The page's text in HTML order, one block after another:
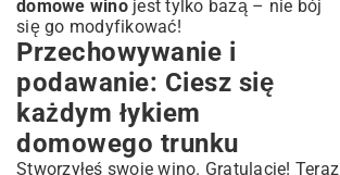
domowe winojest tylko bazą – nie bój
się go modyfikować!
Przechowywanie i
podawanie: Ciesz się
każdym łykiem
domowego trunku
Stworzyłeś swoje wino. Gratulacje! Teraz